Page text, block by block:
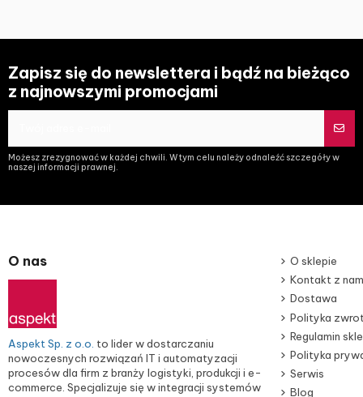
Zapisz się do newslettera i bądź na bieżąco
z najnowszymi promocjami
Możesz zrezygnować w każdej chwili. W tym celu należy odnaleźć szczegóły w
naszej informacji prawnej.
O nas
Aspekt Sp. z o.o. to lider w dostarczaniu
nowoczesnych rozwiązań IT i automatyzacji
procesów dla firm z branży logistyki, produkcji i e-
commerce. Specjalizuje się w integracji systemów
O sklepie
Kontakt z
Dostawa
Polityka
Regulamin
Polityka
Serwis
Blog